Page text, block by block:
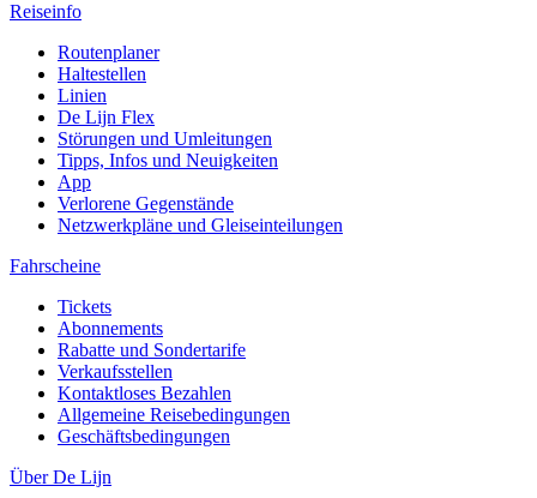
Reiseinfo
Routenplaner
Haltestellen
Linien
De Lijn Flex
Störungen und Umleitungen
Tipps, Infos und Neuigkeiten
App
Verlorene Gegenstände
Netzwerkpläne und Gleiseinteilungen
Fahrscheine
Tickets
Abonnements
Rabatte und Sondertarife
Verkaufsstellen
Kontaktloses Bezahlen
Allgemeine Reisebedingungen
Geschäftsbedingungen
Über De Lijn